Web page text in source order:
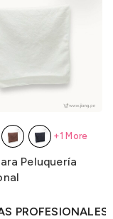
Peluquería
precios: desde
S/5.00
PROFESIONALES
+1 More